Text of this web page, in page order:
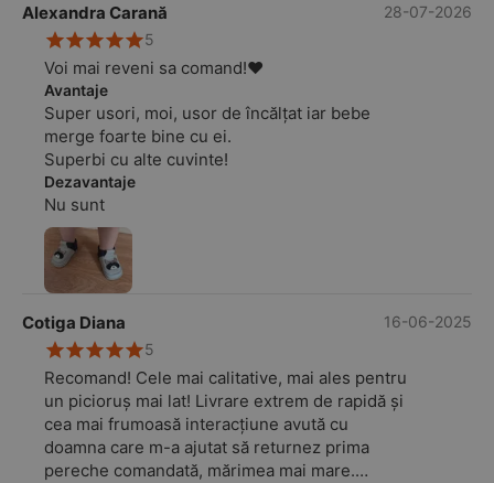
Alexandra Carană
28-07-2026
5
Voi mai reveni sa comand!❤️
Avantaje
Super usori, moi, usor de încălțat iar bebe
merge foarte bine cu ei.
Superbi cu alte cuvinte!
Dezavantaje
Nu sunt
Cotiga Diana
16-06-2025
5
Recomand! Cele mai calitative, mai ales pentru
un picioruș mai lat! Livrare extrem de rapidă și
cea mai frumoasă interacțiune avută cu
doamna care m-a ajutat să returnez prima
pereche comandată, mărimea mai mare.